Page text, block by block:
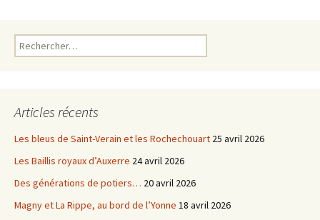
Rechercher :
Articles récents
Les bleus de Saint-Verain et les Rochechouart 25 avril 2026
Les Baillis royaux d’Auxerre 24 avril 2026
Des générations de potiers… 20 avril 2026
Magny et La Rippe, au bord de l’Yonne 18 avril 2026